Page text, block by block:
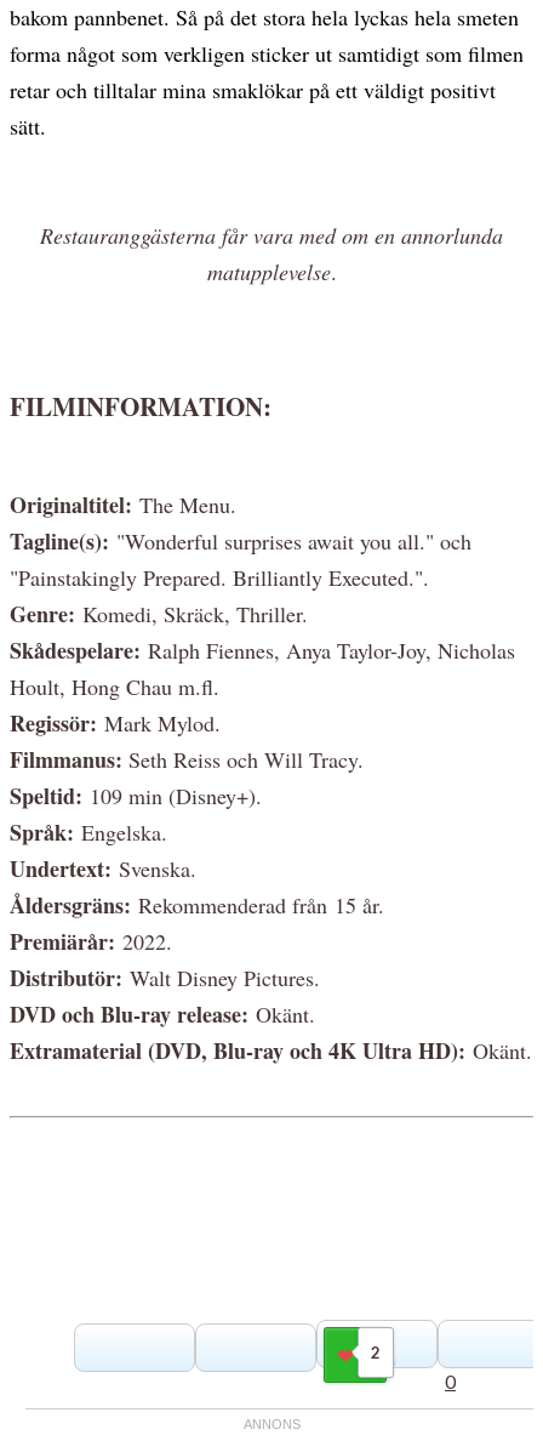
bakom pannbenet. Så på det stora hela lyckas hela smeten
forma något som verkligen sticker ut samtidigt som filmen
retar och tilltalar mina smaklökar på ett väldigt positivt
sätt.
Restauranggästerna får vara med om en annorlunda
matupplevelse.
FILMINFORMATION:
Originaltitel: The Menu.
Tagline(s): "Wonderful surprises await you all." och
"Painstakingly Prepared. Brilliantly Executed.".
Genre: Komedi, Skräck, Thriller.
Skådespelare: Ralph Fiennes, Anya Taylor-Joy, Nicholas
Hoult, Hong Chau m.fl.
Regissör: Mark Mylod.
Filmmanus: Seth Reiss och Will Tracy.
Speltid: 109 min (Disney+).
Språk: Engelska.
Undertext: Svenska.
Åldersgräns: Rekommenderad från 15 år.
Premiärår: 2022.
Distributör: Walt Disney Pictures.
DVD och Blu-ray release: Okänt.
Extramaterial (DVD, Blu-ray och 4K Ultra HD): Okänt.
2
Gilla
0